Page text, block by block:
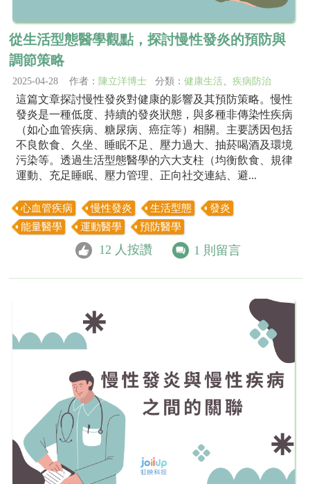
從生活型態醫學觀點，探討慢性發炎的預防與
調節策略
2025-04-28 作者： 陳立洋博士 分類： 健康生活、 疾病防治
​這篇文章探討慢性發炎對健康的影響及其預防策略。​慢性
發炎是一種低度、持續的發炎狀態，與多種非傳染性疾病
（如心血管疾病、糖尿病、癌症等）相關。​主要誘因包括
不良飲食、久坐、睡眠不足、壓力過大、抽菸喝酒及環境
污染等。​透過生活型態醫學的六大支柱（均衡飲食、規律
運動、充足睡眠、壓力管理、正向社交連結、避...
心血管疾病 慢性發炎 生活型態
發炎
能量醫學
運動醫學 預防醫學
12 人按讚 1 則留言